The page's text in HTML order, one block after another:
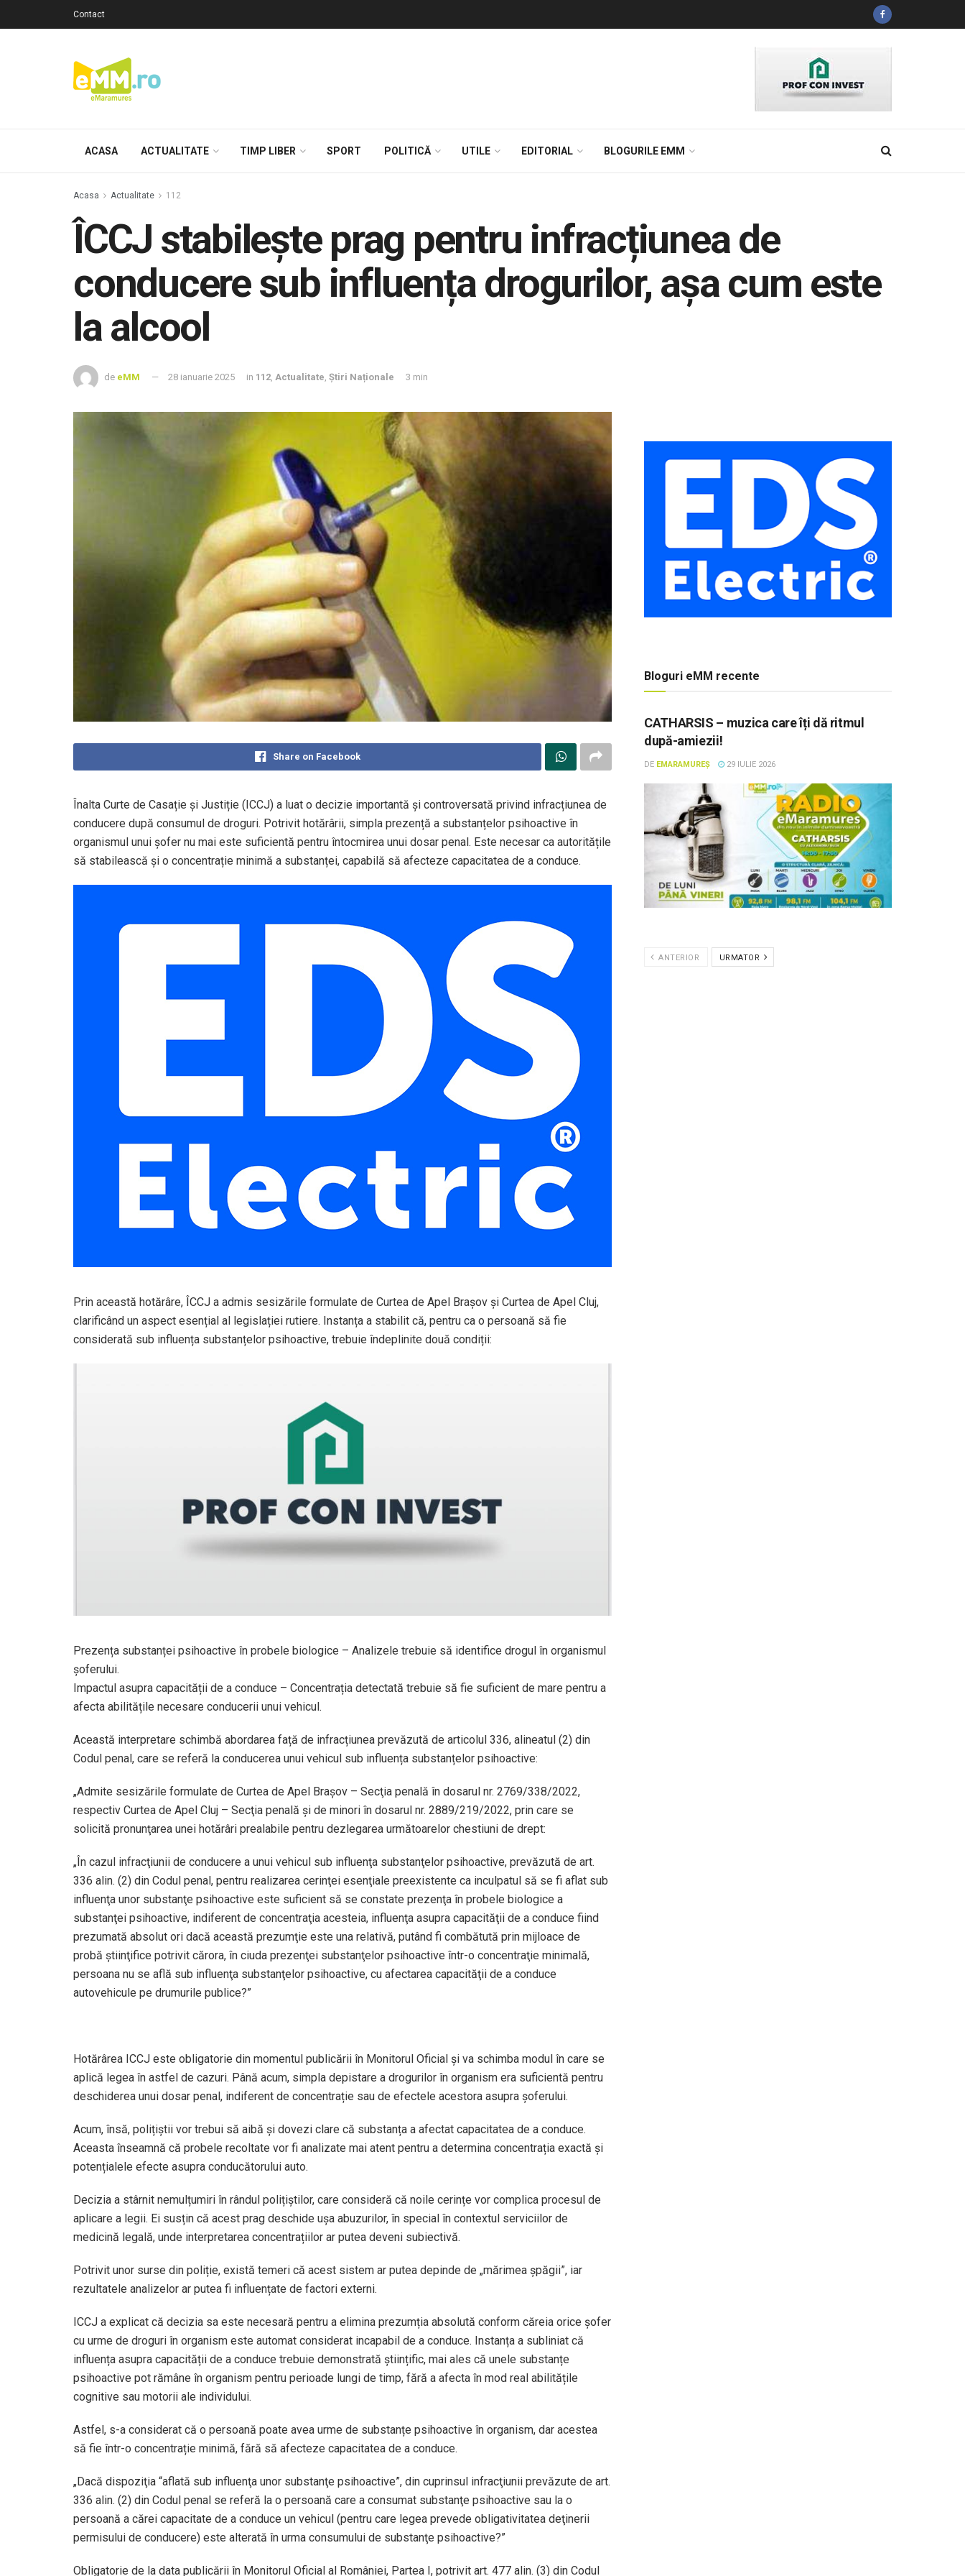
Contact
ACASA ACTUALITATE TIMP LIBER SPORT POLITICĂ UTILE EDITORIAL BLOGURILE EMM
Acasa Actualitate 112
ÎCCJ stabilește prag pentru infracțiunea de
conducere sub influența drogurilor, așa cum este
la alcool
de eMM 28 ianuarie 2025 in 112, Actualitate, Știri Naționale 3 min
Share on Facebook
Înalta Curte de Casație și Justiție (ICCJ) a luat o decizie importantă și controversată privind infracțiunea de
conducere după consumul de droguri. Potrivit hotărârii, simpla prezență a substanțelor psihoactive în
organismul unui șofer nu mai este suficientă pentru întocmirea unui dosar penal. Este necesar ca autoritățile
să stabilească și o concentrație minimă a substanței, capabilă să afecteze capacitatea de a conduce.
Prin această hotărâre, ÎCCJ a admis sesizările formulate de Curtea de Apel Brașov și Curtea de Apel Cluj,
clarificând un aspect esențial al legislației rutiere. Instanța a stabilit că, pentru ca o persoană să fie
considerată sub influența substanțelor psihoactive, trebuie îndeplinite două condiții:
Prezența substanței psihoactive în probele biologice – Analizele trebuie să identifice drogul în organismul
șoferului.
Impactul asupra capacității de a conduce – Concentrația detectată trebuie să fie suficient de mare pentru a
afecta abilitățile necesare conducerii unui vehicul.
Această interpretare schimbă abordarea față de infracțiunea prevăzută de articolul 336, alineatul (2) din
Codul penal, care se referă la conducerea unui vehicul sub influența substanțelor psihoactive:
„Admite sesizările formulate de Curtea de Apel Braşov – Secţia penală în dosarul nr. 2769/338/2022,
respectiv Curtea de Apel Cluj – Secţia penală și de minori în dosarul nr. 2889/219/2022, prin care se
solicită pronunţarea unei hotărâri prealabile pentru dezlegarea următoarelor chestiuni de drept:
„În cazul infracţiunii de conducere a unui vehicul sub influenţa substanţelor psihoactive, prevăzută de art.
336 alin. (2) din Codul penal, pentru realizarea cerinţei esenţiale preexistente ca inculpatul să se fi aflat sub
influenţa unor substanţe psihoactive este suficient să se constate prezenţa în probele biologice a
substanţei psihoactive, indiferent de concentraţia acesteia, influenţa asupra capacităţii de a conduce fiind
prezumată absolut ori dacă această prezumţie este una relativă, putând fi combătută prin mijloace de
probă ştiinţifice potrivit cărora, în ciuda prezenţei substanţelor psihoactive într-o concentraţie minimală,
persoana nu se află sub influenţa substanţelor psihoactive, cu afectarea capacităţii de a conduce
autovehicule pe drumurile publice?”
Hotărârea ICCJ este obligatorie din momentul publicării în Monitorul Oficial și va schimba modul în care se
aplică legea în astfel de cazuri. Până acum, simpla depistare a drogurilor în organism era suficientă pentru
deschiderea unui dosar penal, indiferent de concentrație sau de efectele acestora asupra șoferului.
Acum, însă, polițiștii vor trebui să aibă și dovezi clare că substanța a afectat capacitatea de a conduce.
Aceasta înseamnă că probele recoltate vor fi analizate mai atent pentru a determina concentrația exactă și
potențialele efecte asupra conducătorului auto.
Decizia a stârnit nemulțumiri în rândul polițiștilor, care consideră că noile cerințe vor complica procesul de
aplicare a legii. Ei susțin că acest prag deschide ușa abuzurilor, în special în contextul serviciilor de
medicină legală, unde interpretarea concentrațiilor ar putea deveni subiectivă.
Potrivit unor surse din poliție, există temeri că acest sistem ar putea depinde de „mărimea șpăgii”, iar
rezultatele analizelor ar putea fi influențate de factori externi.
ICCJ a explicat că decizia sa este necesară pentru a elimina prezumția absolută conform căreia orice șofer
cu urme de droguri în organism este automat considerat incapabil de a conduce. Instanța a subliniat că
influența asupra capacității de a conduce trebuie demonstrată științific, mai ales că unele substanțe
psihoactive pot rămâne în organism pentru perioade lungi de timp, fără a afecta în mod real abilitățile
cognitive sau motorii ale individului.
Astfel, s-a considerat că o persoană poate avea urme de substanțe psihoactive în organism, dar acestea
să fie într-o concentrație minimă, fără să afecteze capacitatea de a conduce.
„Dacă dispoziţia “aflată sub influenţa unor substanţe psihoactive”, din cuprinsul infracţiunii prevăzute de art.
336 alin. (2) din Codul penal se referă la o persoană care a consumat substanţe psihoactive sau la o
persoană a cărei capacitate de a conduce un vehicul (pentru care legea prevede obligativitatea deţinerii
permisului de conducere) este alterată în urma consumului de substanţe psihoactive?”
Obligatorie de la data publicării în Monitorul Oficial al României, Partea I, potrivit art. 477 alin. (3) din Codul
Bloguri eMM recente
CATHARSIS – muzica care îți dă ritmul
după-amiezii!
DE EMARAMUREȘ 29 IULIE 2026
ANTERIOR URMATOR